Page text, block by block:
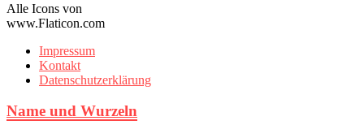
Alle Icons von
www.Flaticon.com
Impressum
Kontakt
Datenschutzerklärung
Name und Wurzeln